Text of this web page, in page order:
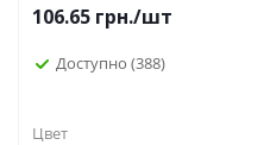
106.65 грн./шт
Доступно (388)
Цвет